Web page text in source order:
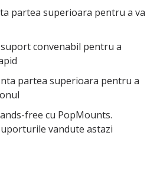
partea superioara pentru a va
convenabil pentru a
partea superioara pentru a
free cu PopMounts.
vandute astazi